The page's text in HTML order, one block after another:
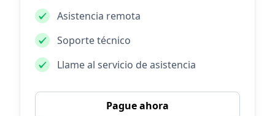
Asistencia remota
Soporte técnico
Llame al servicio de asistencia
Pague ahora